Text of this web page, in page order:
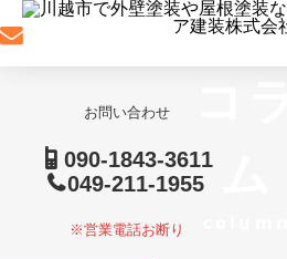
お問い合わせ
090-1843-3611
049-211-1955
※営業電話お断り